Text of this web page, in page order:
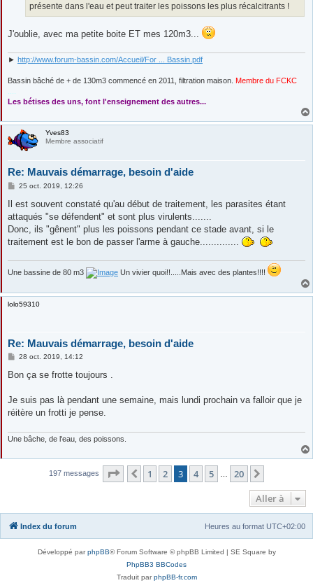
présente dans l'eau et peut traiter les poissons les plus récalcitrants !
J'oublie, avec ma petite boite ET mes 120m3...
► http://www.forum-bassin.com/Accueil/For ... Bassin.pdf
Bassin bâché de + de 130m3 commencé en 2011, filtration maison. Membre du FCKC
....
Les bétises des uns, font l'enseignement des autres...
Yves83
Membre associatif
Re: Mauvais démarrage, besoin d'aide
M
s
a
g
25 oct. 2019, 12:26
Il est souvent constaté qu'au début de traitement, les parasites étant
attaqués "se défendent" et sont plus virulents.......
Donc, ils "gênent" plus les poissons pendant ce stade avant, si le
traitement est le bon de passer l'arme à gauche..............
Une bassine de 80 m3 Un vivier quoi!!.....Mais avec des plantes!!!!
lolo59310
Re: Mauvais démarrage, besoin d'aide
M
s
g
28 oct. 2019, 14:12
Bon ça se frotte toujours .
Je suis pas là pendant une semaine, mais lundi prochain va falloir que je
réitère un frotti je pense.
Une bâche, de l'eau, des poissons.
197 messages Page sur20
Précédente
1 2 3 4 5 20
Aller à
Index du forum Heures au format UTC+02:00
Développé parphpBB® Forum Software © phpBB Limited | SE Square by
PhpBB3 BBCodes
Traduit parphpBB-fr.com